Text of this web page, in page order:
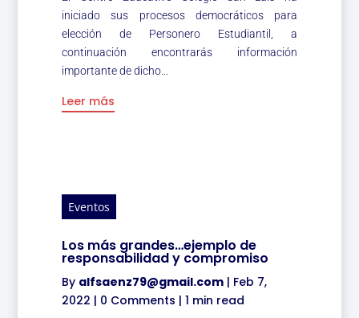
iniciado sus procesos democráticos para
elección de Personero Estudiantil, a
continuación encontrarás información
importante de dicho...
Leer más
Eventos
Los más grandes…ejemplo de
responsabilidad y compromiso
By alfsaenz79@gmail.com | Feb 7,
2022 | 0 Comments |1 min read